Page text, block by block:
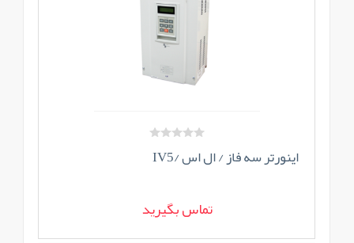
اینورتر سه فاز / ال اس /IV5
تماس بگیرید